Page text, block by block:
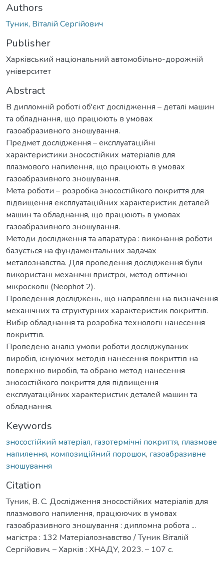
Authors
Туник, Віталій Сергійович
Publisher
Харківський національний автомобільно-дорожній
університет
Abstract
В дипломній роботі об'єкт дослідження – деталі машин
та обладнання, що працюють в умовах
газоабразивного зношування.
Предмет дослідження – експлуатаційні
характеристики зносостійких матеріалів для
плазмового напилення, що працюють в умовах
газоабразивного зношування.
Мета роботи – розробка зносостійкого покриття для
підвищення експлуатаційних характеристик деталей
машин та обладнання, що працюють в умовах
газоабразивного зношування.
Методи дослідження та апаратура : виконання роботи
базується на фундаментальних задачах
металознавства. Для проведення дослідження були
використані механічні пристрої, метод оптичної
мікроскопії (Neophot 2).
Проведення досліджень, що направлені на визначення
механічних та структурних характеристик покриттів.
Вибір обладнання та розробка технології нанесення
покриттів.
Проведено аналіз умови роботи досліджуваних
виробів, існуючих методів нанесення покриттів на
поверхню виробів, та обрано метод нанесення
зносостійкого покриття для підвищення
експлуатаційних характеристик деталей машин та
обладнання.
Keywords
зносостійкий матеріал, газотермічні покриття, плазмове
напилення, композиційний порошок, газоабразивне
зношування
Citation
Туник, В. С. Дослідження зносостійких матеріалів для
плазмового напилення, працюючих в умовах
газоабразивного зношування : дипломна робота ...
магістра : 132 Матеріалознавство / Туник Віталій
Сергійович. – Харків : ХНАДУ, 2023. – 107 с.